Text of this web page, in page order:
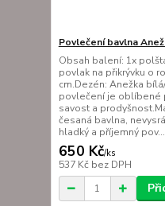
Povlečení bavlna
Obsah balení: 1x
povlak na přikrývku o
cm.Dezén: Anežka
povlečení je oblíbené
savost a
česaná bavlna,
hladký a příjemný pov...
650 Kč/ks
537 Kč bez DPH